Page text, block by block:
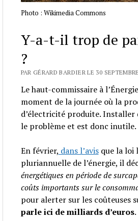
Photo : Wikimedia Commons
Y-a-t-il trop de
?
PAR GÉRARD BARDIER LE 30
Le haut-commissaire à
moment de la journée où la
d’électricité produite. Installer
le problème et est donc inutile.
En février, dans l’avisque la loi
pluriannuelle de l’énergie, il
énergétiques en période de
coûts importants sur le
pour alerter sur les coûteuses
parle ici de milliards d’euros.